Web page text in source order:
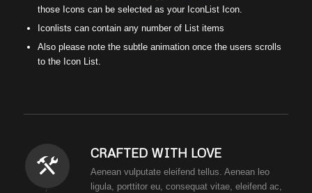
those Icons can be selected as your IconList Icon.
Iconlists can contain any number of List items
Also please note the subtle animation once the users scrolls
to the Icon List.
CRAFTED WITH LOVE
Aenean vulputate eleifend tellus. Aenean leo
ligula, porttitor eu, consequat vitae, eleifend ac,